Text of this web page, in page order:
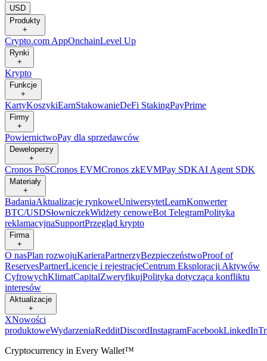
USD
Produkty
+
Crypto.com AppOnchainLevel Up
Rynki
+
Krypto
Funkcje
+
KartyKoszykiEarnStakowanieDeFi StakingPayPrime
Firmy
+
PowiernictwoPay dla sprzedawców
Deweloperzy
+
Cronos PoSCronos EVMCronos zkEVMPay SDKAI Agent SDK
Materiały
+
BadaniaAktualizacje rynkoweUniwersytetLearnKonwerter
BTC/USDSłowniczekWidżety cenoweBot TelegramPolityka
reklamacyjnaSupportPrzegląd krypto
Firma
+
O nasPlan rozwojuKarieraPartnerzyBezpieczeństwoProof of
ReservesPartnerLicencje i rejestracjeCentrum Eksploracji Aktywów
CyfrowychKlimatCapitalZweryfikujPolityka dotycząca konfliktu
interesów
Aktualizacje
+
XNowości
produktoweWydarzeniaRedditDiscordInstagramFacebookLinkedIn
Cryptocurrency in Every Wallet™